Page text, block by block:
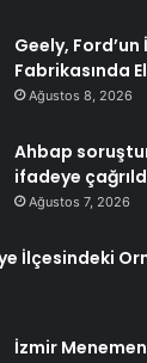
Geely,
Fabrikasında
Ağustos 8, 2026
Ahbap
ifadeye
Ağustos 7, 2026
İlçesindeki
İzmir